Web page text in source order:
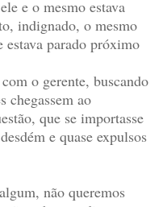
e o mesmo estava
indignado, o mesmo
estava parado próximo
o gerente, buscando
chegassem ao
que se importasse
e quase expulsos
não queremos